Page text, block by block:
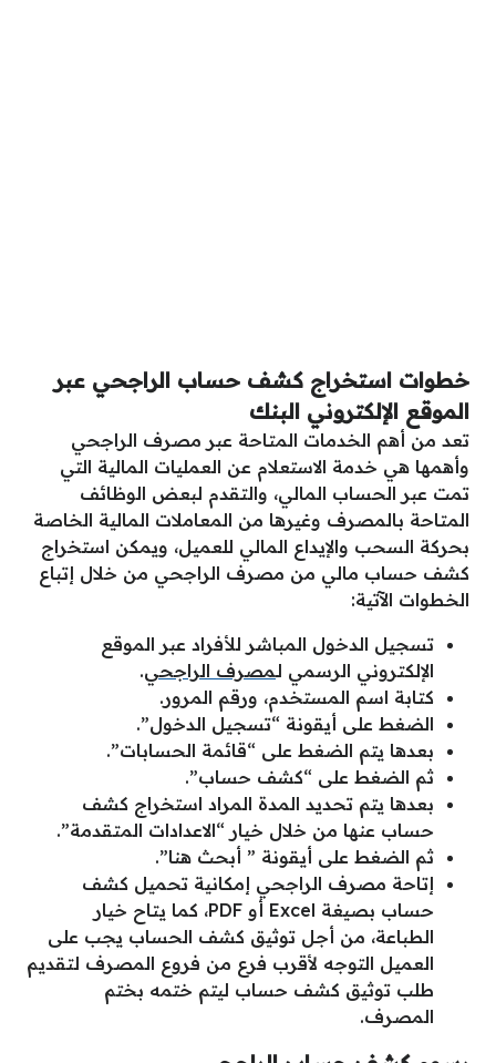
خطوات استخراج كشف حساب الراجحي عبر
الموقع الإلكتروني البنك
تعد من أهم الخدمات المتاحة عبر مصرف الراجحي
وأهمها هي خدمة الاستعلام عن العمليات المالية التي
تمت عبر الحساب المالي، والتقدم لبعض الوظائف
المتاحة بالمصرف وغيرها من المعاملات المالية الخاصة
بحركة السحب والإيداع المالي للعميل، ويمكن استخراج
كشف حساب مالي من مصرف الراجحي من خلال إتباع
الخطوات الآتية:
تسجيل الدخول المباشر للأفراد عبر الموقع
الإلكتروني الرسمي لـمصرف الراجحي.
كتابة اسم المستخدم، ورقم المرور.
الضغط على أيقونة “تسجيل الدخول”.
بعدها يتم الضغط على “قائمة الحسابات”.
ثم الضغط على “كشف حساب”.
بعدها يتم تحديد المدة المراد استخراج كشف
حساب عنها من خلال خيار “الاعدادات المتقدمة”.
ثم الضغط على أيقونة ” أبحث هنا”.
إتاحة مصرف الراجحي إمكانية تحميل كشف
حساب بصيغة Excel أو PDF، كما يتاح خيار
الطباعة، من أجل توثيق كشف الحساب يجب على
العميل التوجه لأقرب فرع من فروع المصرف لتقديم
طلب توثيق كشف حساب ليتم ختمه بختم
المصرف.